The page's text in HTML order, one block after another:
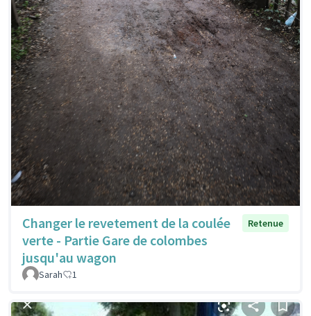
Changer le revetement de la coulée
verte - Partie Gare de colombes
jusqu'au wagon
Retenue
Sarah 1